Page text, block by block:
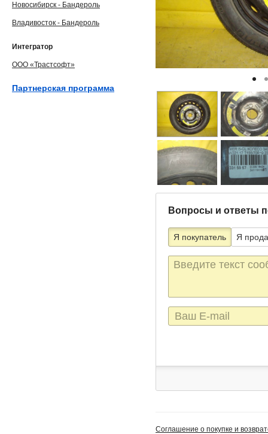
Вопросы и ответы
Я покупатель Я
Текст
сообщения
E-
mail
Новосибирск - Бандероль
Владивосток - Бандероль
Интегратор
ООО «Трастсофт»
Партнерская программа
Соглашение о покупке и